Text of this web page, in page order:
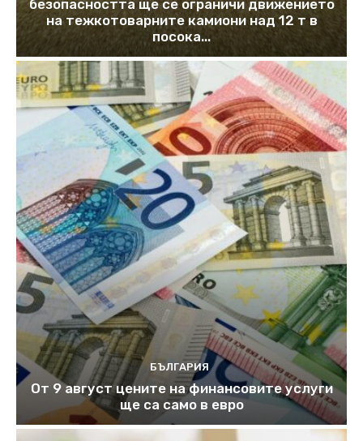
безопасността ще се ограничи движението
на тежкотоварните камиони над 12 т в
посока...
БЪЛГАРИЯ
От 9 август цените на финансовите услуги
ще са само в евро